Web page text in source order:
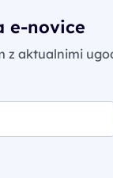
e-novice
z aktualnimi